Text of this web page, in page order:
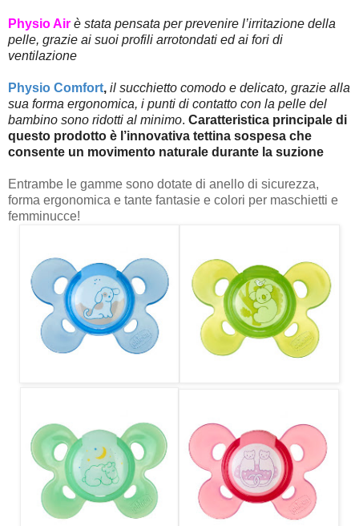
Physio Air è stata pensata per prevenire l’irritazione della
pelle, grazie ai suoi profili arrotondati ed ai fori di
ventilazione
Physio Comfort, il succhietto comodo e delicato, grazie alla
sua forma ergonomica, i punti di contatto con la pelle del
bambino sono ridotti al minimo. Caratteristica principale di
questo prodotto è l’innovativa tettina sospesa che
consente un movimento naturale durante la suzione
Entrambe le gamme sono dotate di anello di sicurezza,
forma ergonomica e tante fantasie e colori per maschietti e
femminucce!